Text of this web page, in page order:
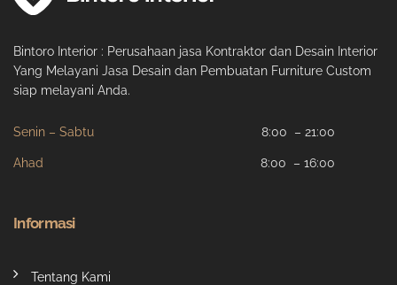
Bintoro Interior : Perusahaan jasa Kontraktor dan Desain Interior
Yang Melayani Jasa Desain dan Pembuatan Furniture Custom
siap melayani Anda.
Senin – Sabtu 8:00 – 21:00
Ahad 8:00 – 16:00
Informasi
Tentang Kami